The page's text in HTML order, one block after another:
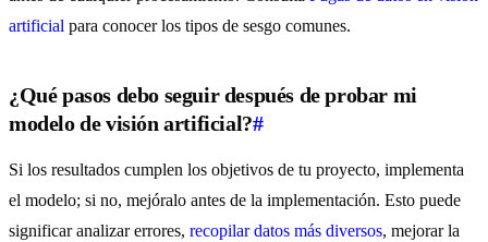
artificial para conocer los tipos de sesgo comunes.
¿Qué pasos debo seguir después de probar mi
modelo de visión artificial?#
Si los resultados cumplen los objetivos de tu proyecto, implementa
el modelo; si no, mejóralo antes de la implementación. Esto puede
significar analizar errores, recopilar datos más diversos, mejorar la